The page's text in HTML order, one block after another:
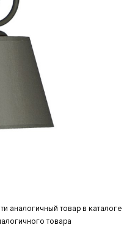
аналогичный товар в каталоге
товара